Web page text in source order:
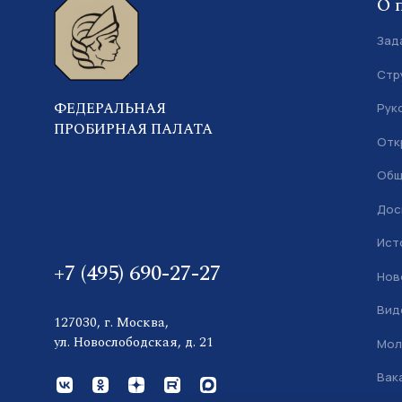
ФЕДЕРАЛЬНАЯ
ПРОБИРНАЯ ПАЛАТА
+7 (495) 690-27-27
127030, г. Москва,
ул. Новослободская, д. 21
О